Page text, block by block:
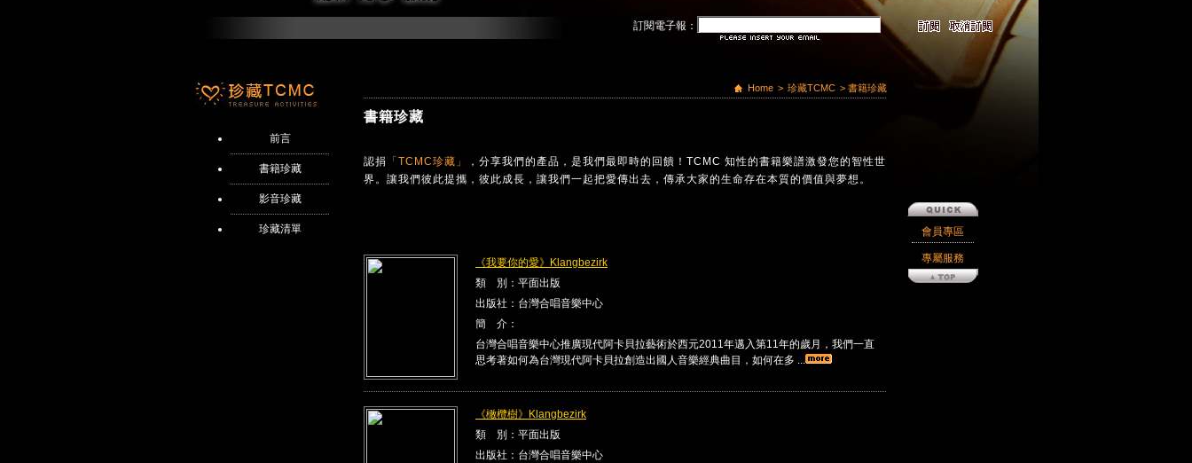
訂閱電子報：
前言
書籍珍藏
影音珍藏
珍藏清單
Home > 珍藏TCMC > 書籍珍藏
書籍珍藏
認捐 「TCMC珍藏」
，分享我們的產品，是我們最即時的回饋！TCMC 知性的書籍樂譜激發您的智性世
界。讓我們彼此提攜，彼此成長，讓我們一起把愛傳出去，傳承大家的生命存在本質的價值與夢想。
《我要你的愛》Klangbezirk
類 別：平面出版
出版社：台灣合唱音樂中心
簡 介：
台灣合唱音樂中心推廣現代阿卡貝拉藝術於西元2011年邁入第11年的歲月，我們一直
思考著如何為台灣現代阿卡貝拉創造出國人音樂經典曲目，如何在多 ...
《橄欖樹》Klangbezirk
類 別：平面出版
出版社：台灣合唱音樂中心
會員專區
專屬服務